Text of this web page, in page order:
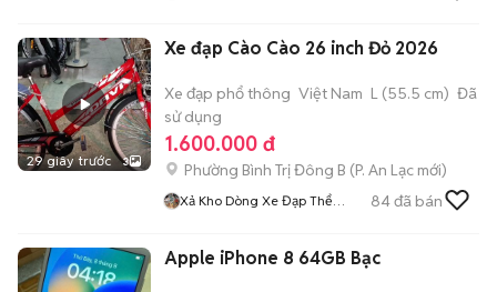
29 giây trước 3
Xe đạp Cào Cào 26 inch Đỏ 2026
Xe đạp phổ thông Việt Nam L (55.5 cm) Đã
sử dụng
1.600.000 đ
Phường Bình Trị Đông B (P. An Lạc mới)
Xả Kho Dòng Xe Đạp Thể
84đã bán
Apple iPhone 8 64GB Bạc